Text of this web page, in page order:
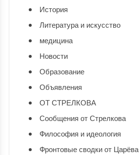
История
Литература и искусство
медицина
Новости
Образование
Объявления
ОТ СТРЕЛКОВА
Сообщения от Стрелкова
Философия и идеология
Фронтовые сводки от Царёва